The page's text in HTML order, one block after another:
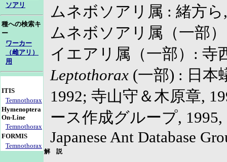
ソアリ
種への検索キ
ー
ワーカー
（雌アリ）
用
ITIS
Temnothorax
Hymenoptera
On-Line
Temnothorax
FORMIS
Temnothorax
ムネボソアリ属 : 緒方ら
ムネボソアリ属（一部
イエアリ属（一部）: 寺
Leptothorax (一部) : 日本
1992; 寺山守＆木原章,
ース作成グループ, 1995,
Japanese Ant Database
解 説